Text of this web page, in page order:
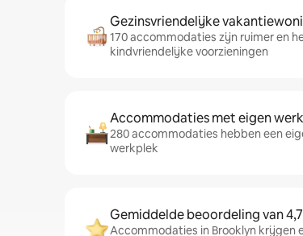
Gezinsvriendelijke
170 accommodaties zijn ruimer en
kindvriendelijke voorzieningen
Accommodaties met eigen
280 accommodaties hebben een
werkplek
Gemiddelde beoordeling van 4,7
Accommodaties in Brooklyn krijgen